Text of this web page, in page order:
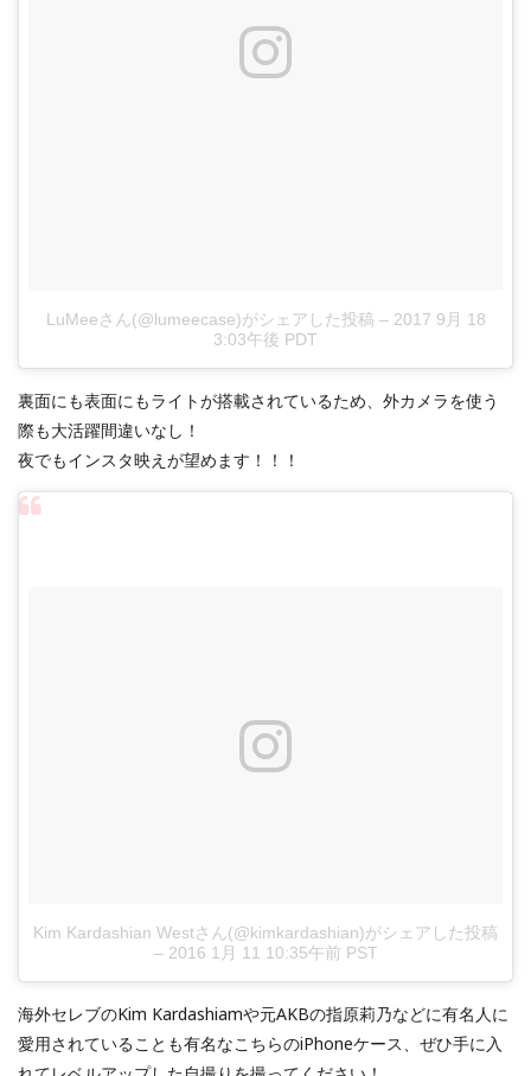
LuMeeさん(@lumeecase)がシェアした投稿 – 2017 9月 18
3:03午後 PDT
裏面にも表面にもライトが搭載されているため、外カメラを使う
際も大活躍間違いなし！
夜でもインスタ映えが望めます！！！
Kim Kardashian Westさん(@kimkardashian)がシェアした投稿
– 2016 1月 11 10:35午前 PST
海外セレブのKim Kardashiamや元AKBの指原莉乃などに有名人に
愛用されていることも有名なこちらのiPhoneケース、ぜひ手に入